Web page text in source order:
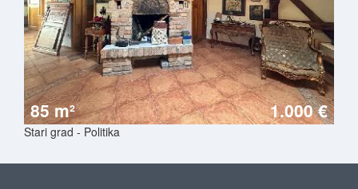
85 m² 1.000 €
Stari grad - Politika